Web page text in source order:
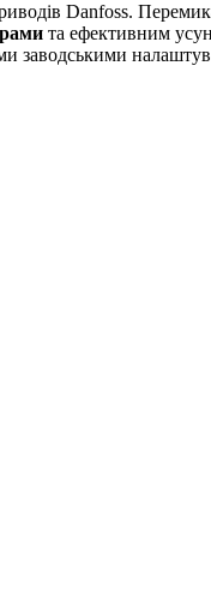
Danfoss.
та ефективним
заводськими